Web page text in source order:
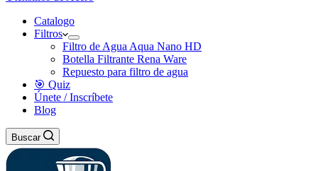
Catalogo
Filtros
Filtro de Agua Aqua Nano HD
Botella Filtrante Rena Ware
Repuesto para filtro de agua
🎯 Quiz
Únete / Inscríbete
Blog
Buscar